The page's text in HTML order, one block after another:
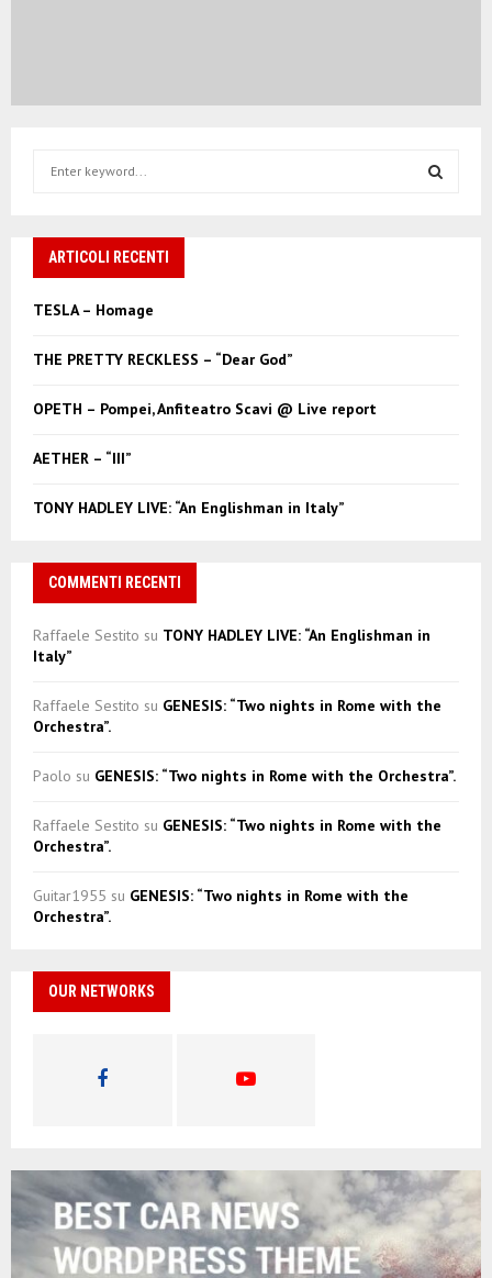
h
o
ARTICOLI RECENTI
TESLA – Homage
THE PRETTY RECKLESS – “Dear God”
OPETH – Pompei, Anfiteatro Scavi @ Live report
AETHER – “III”
TONY HADLEY LIVE: “An Englishman in Italy”
COMMENTI RECENTI
Raffaele Sestito su TONY HADLEY LIVE: “An Englishman in
Italy”
Raffaele Sestito su GENESIS: “Two nights in Rome with the
Orchestra”.
Paolo su GENESIS: “Two nights in Rome with the Orchestra”.
Raffaele Sestito su GENESIS: “Two nights in Rome with the
Orchestra”.
Guitar1955 su GENESIS: “Two nights in Rome with the
Orchestra”.
OUR NETWORKS